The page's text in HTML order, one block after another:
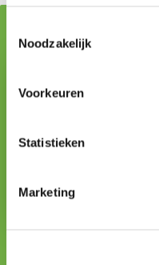
Noodzakelijk
Voorkeuren
Statistieken
Marketing